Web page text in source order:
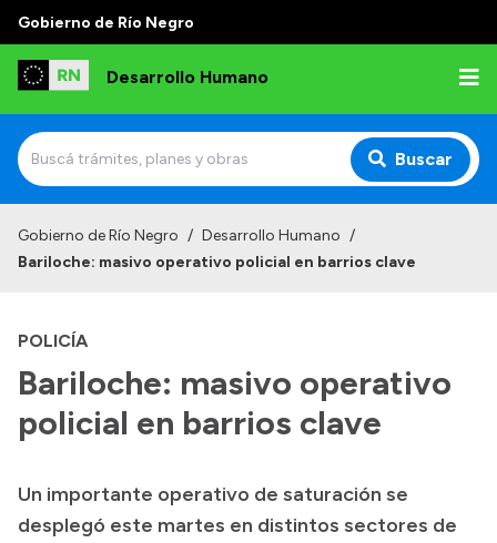
Gobierno de Río Negro
Desarrollo Humano
Buscar
Misión
Delegaciones
Normativa
Transparencia
Gobierno de Río Negro / Desarrollo Humano /
Bariloche: masivo operativo policial en barrios clave
POLICÍA
Bariloche: masivo operativo
policial en barrios clave
Un importante operativo de saturación se
desplegó este martes en distintos sectores de